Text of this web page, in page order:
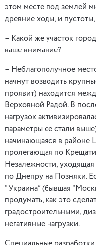
этом месте под землей
древние ходы, и
– Какой же участок
ваше внимание?
– Неблагополучное
начнут возводить
проявит) находится
Верховной Радой. В
нагрузок
параметры ее стали
начинающаяся в районе
пролегающая по
Незалежности,
по Днепру на Позняки.
“Украина” (бывшая
продумать, как это
градостроительными,
негативные нагрузки.